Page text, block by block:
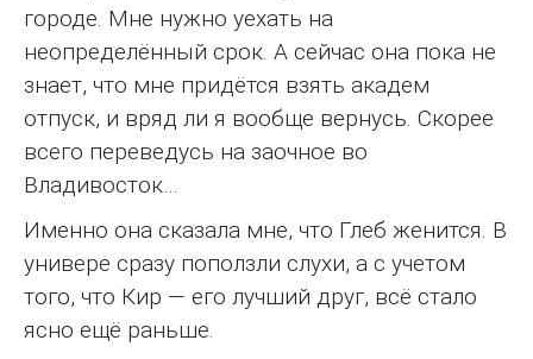
городе. Мне нужно уехать на
неопределённый срок. А сейчас она пока не
знает, что мне придётся взять академ
отпуск, и вряд ли я вообще вернусь. Скорее
всего переведусь на заочное во
Владивосток…
Именно она сказала мне, что Глеб женится. В
универе сразу поползли слухи, а с учетом
того, что Кир — его лучший друг, всё стало
ясно ещё раньше.